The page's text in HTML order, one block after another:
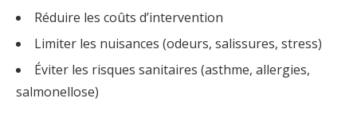
Réduire les coûts d’intervention
Limiter les nuisances (odeurs, salissures, stress)
Éviter les risques sanitaires (asthme, allergies,
salmonellose)